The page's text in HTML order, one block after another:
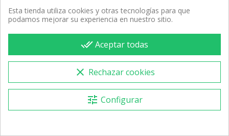
Recibe entre 12/08 y 13/08
Esta tienda utiliza cookies y otras tecnologías para que
podamos mejorar su experiencia en nuestro sitio.
done_allAceptar todas
clear Rechazar cookies
tune Configurar